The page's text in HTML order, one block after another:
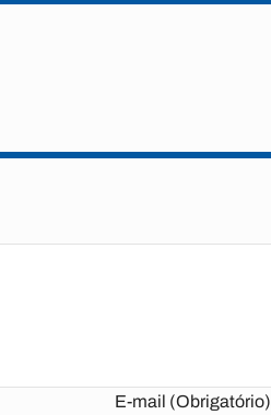
E-mail (Obrigatório)